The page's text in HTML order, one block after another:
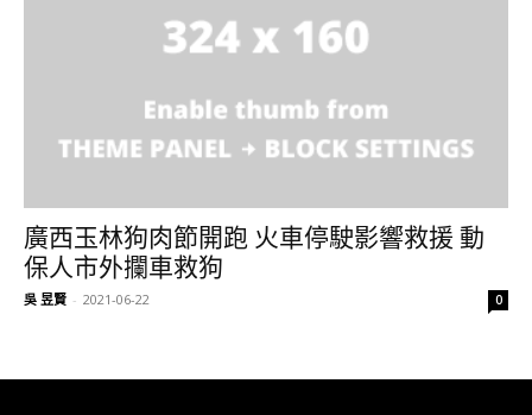
廣西玉林狗肉節開跑 火車停駛影響救援 動
保人市外攔車救狗
吳 昱賢 - 2021-06-22 0